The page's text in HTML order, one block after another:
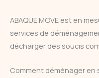
ABAQUE MOVE est en
services de
décharger des soucis
Comment déménager en